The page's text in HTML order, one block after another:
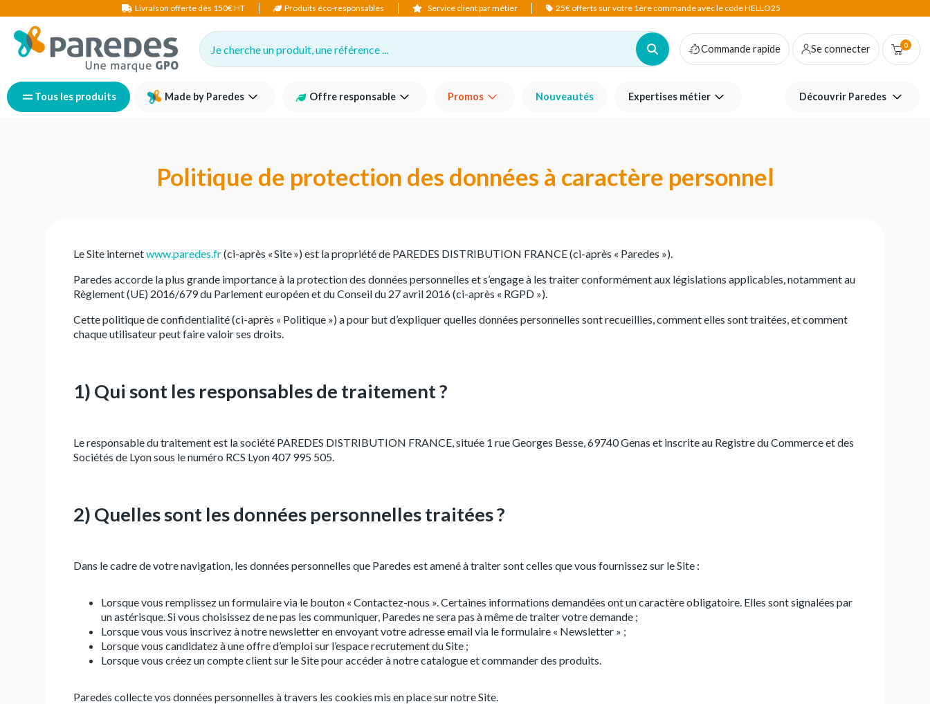
Livraison offerte dès 150€ HT Produits éco-responsables Service client par métier 25€ offerts sur votre 1ère commande avec le code HELLO25
Je cherche un produit, une référence ... Commande rapide Se connecter 0
Tous les produits Made by Paredes Offre responsable Promos Nouveautés Expertises métier Découvrir Paredes
Politique de protection des données à caractère personnel
Le Site internetwww.paredes.fr(ci-après « Site ») est la propriété de PAREDES DISTRIBUTION FRANCE (ci-après « Paredes »).
Paredes accorde la plus grande importance à la protection des données personnelles et s’engage à les traiter conformément aux législations applicables, notamment au
Règlement (UE) 2016/679 du Parlement européen et du Conseil du 27 avril 2016 (ci-après « RGPD »).
Cette politique de confidentialité (ci-après « Politique ») a pour but d’expliquer quelles données personnelles sont recueillies, comment elles sont traitées, et comment
chaque utilisateur peut faire valoir ses droits.
1) Qui sont les responsables de traitement ?
Le responsable du traitement est la société PAREDES DISTRIBUTION FRANCE, située 1 rue Georges Besse, 69740 Genas et inscrite au Registre du Commerce et des
Sociétés de Lyon sous le numéro RCS Lyon 407 995 505.
2) Quelles sont les données personnelles traitées ?
Dans le cadre de votre navigation, les données personnelles que Paredes est amené à traiter sont celles que vous fournissez sur le Site :
Lorsque vous remplissez un formulaire via le bouton « Contactez-nous ». Certaines informations demandées ont un caractère obligatoire. Elles sont signalées par
un astérisque. Si vous choisissez de ne pas les communiquer, Paredes ne sera pas à même de traiter votre demande ;
Lorsque vous vous inscrivez à notre newsletter en envoyant votre adresse email via le formulaire « Newsletter » ;
Lorsque vous candidatez à une offre d’emploi sur l’espace recrutement du Site ;
Lorsque vous créez un compte client sur le Site pour accéder à notre catalogue et commander des produits.
Paredes collecte vos données personnelles à travers les cookies mis en place sur notre Site.